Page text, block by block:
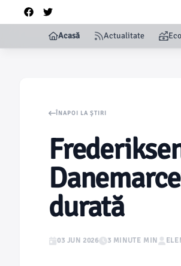
Acasă Actualitate
ÎNAPOI LA ȘTIRI
durată
03 JUN 2026 3 MINUTE MIN